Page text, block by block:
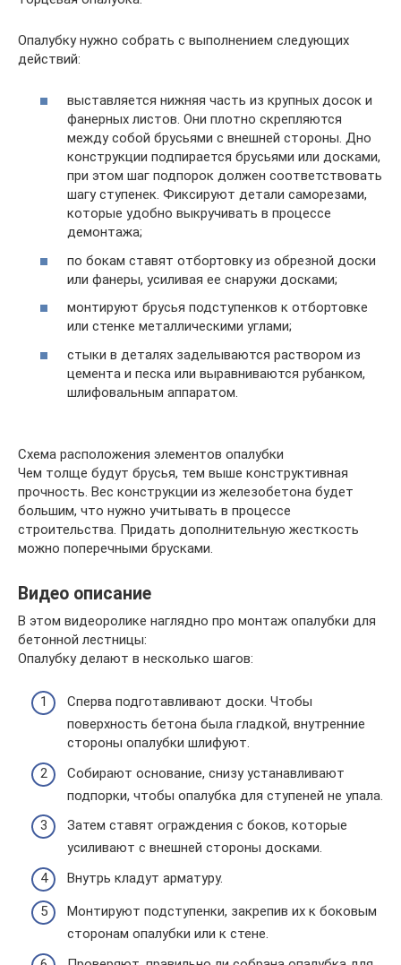
Опалубку нужно собрать с выполнением следующих
действий:
выставляется нижняя часть из крупных досок и
фанерных листов. Они плотно скрепляются
между собой брусьями с внешней стороны. Дно
конструкции подпирается брусьями или досками,
при этом шаг подпорок должен соответствовать
шагу ступенек. Фиксируют детали саморезами,
которые удобно выкручивать в процессе
демонтажа;
по бокам ставят отбортовку из обрезной доски
или фанеры, усиливая ее снаружи досками;
монтируют брусья подступенков к отбортовке
или стенке металлическими углами;
стыки в деталях заделываются раствором из
цемента и песка или выравниваются рубанком,
шлифовальным аппаратом.
Схема расположения элементов опалубки
Чем толще будут брусья, тем выше конструктивная
прочность. Вес конструкции из железобетона будет
большим, что нужно учитывать в процессе
строительства. Придать дополнительную жесткость
можно поперечными брусками.
Видео описание
В этом видеоролике наглядно про монтаж опалубки для
бетонной лестницы:
Опалубку делают в несколько шагов:
Сперва подготавливают доски. Чтобы
поверхность бетона была гладкой, внутренние
стороны опалубки шлифуют.
Собирают основание, снизу устанавливают
подпорки, чтобы опалубка для ступеней не упала.
Затем ставят ограждения с боков, которые
усиливают с внешней стороны досками.
Внутрь кладут арматуру.
Монтируют подступенки, закрепив их к боковым
сторонам опалубки или к стене.